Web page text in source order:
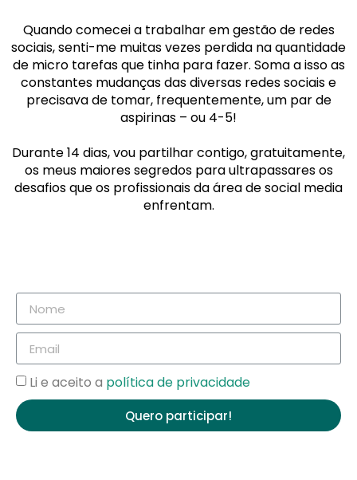
Quando comecei a trabalhar em gestão de redes
sociais, senti-me muitas vezes perdida na quantidade
de micro tarefas que tinha para fazer. Soma a isso as
constantes mudanças das diversas redes sociais e
precisava de tomar, frequentemente, um par de
aspirinas – ou 4-5!
Durante 14 dias, vou partilhar contigo, gratuitamente,
os meus maiores segredos para ultrapassares os
desafios que os profissionais da área de social media
enfrentam.
Li e aceito a política de privacidade
Quero participar!